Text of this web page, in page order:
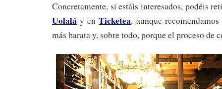
Concretamente, si estáis interesados, podéis
Uolalá y enTicketea, aunque
más barata y, sobre todo, porque el proceso de